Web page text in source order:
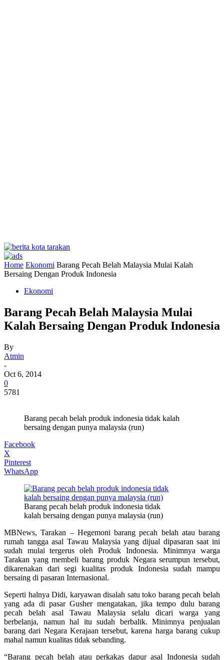
Home Ekonomi Barang Pecah Belah Malaysia Mulai Kalah
Bersaing Dengan Produk Indonesia
Ekonomi
Barang Pecah Belah Malaysia Mulai
Kalah Bersaing Dengan Produk Indonesia
By
Atmin
-
Oct 6, 2014
0
5781
Barang pecah belah produk indonesia tidak kalah
bersaing dengan punya malaysia (run)
Facebook
X
Pinterest
WhatsApp
Barang pecah belah produk indonesia tidak
kalah bersaing dengan punya malaysia (run)
MBNews, Tarakan – Hegemoni barang pecah belah atau barang
rumah tangga asal Tawau Malaysia yang dijual dipasaran saat ini
sudah mulai tergerus oleh Produk Indonesia. Minimnya warga
Tarakan yang membeli barang produk Negara serumpun tersebut,
dikarenakan dari segi kualitas produk Indonesia sudah mampu
bersaing di pasaran Internasional.
Seperti halnya Didi, karyawan disalah satu toko barang pecah belah
yang ada di pasar Gusher mengatakan, jika tempo dulu barang
pecah belah asal Tawau Malaysia selalu dicari warga yang
berbelanja, namun hal itu sudah berbalik. Minimnya penjualan
barang dari Negara Kerajaan tersebut, karena harga barang cukup
mahal namun kualitas tidak sebanding.
“Barang pecah belah atau perkakas dapur asal Indonesia sudah